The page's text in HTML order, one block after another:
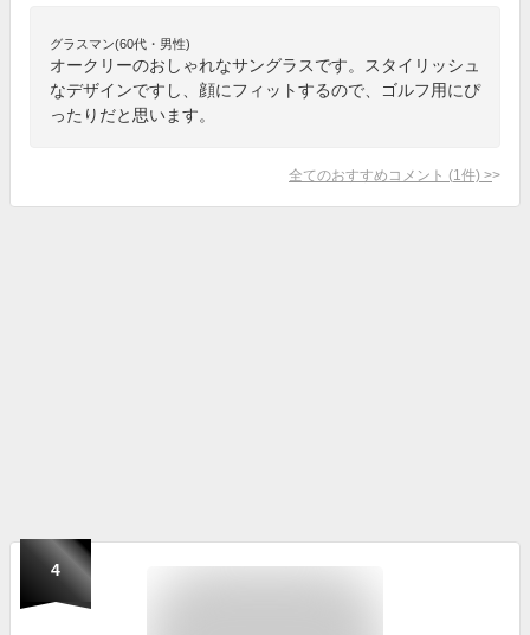
グラスマン(60代・男性)
オークリーのおしゃれなサングラスです。スタイリッシュ
なデザインですし、顔にフィットするので、ゴルフ用にぴ
ったりだと思います。
全てのおすすめコメント (1 件) >
4